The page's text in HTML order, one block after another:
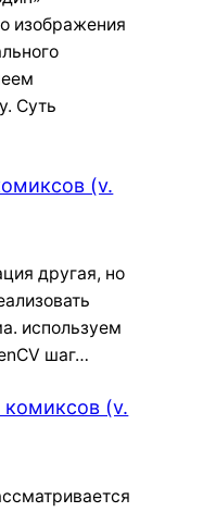
изображения
Суть
(v.
другая, но
используем
шаг…
комиксов (v.